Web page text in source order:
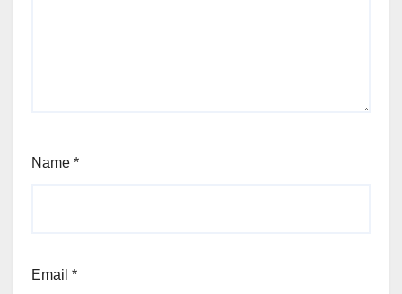
Name *
Email *